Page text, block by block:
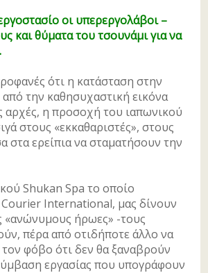
οι υπερεργολάβοι –
και θύματα του τσουνάμι για να
ότι η κατάσταση στην
την καθησυχαστική εικόνα
η προσοχή του ιαπωνικού
στους «εκκαθαριστές», στους
στα ερείπια να σταματήσουν την
Shukan Spa το οποίο
International, μας δίνουν
«ανώνυμους ήρωες» -τους
πέρα από οτιδήποτε άλλο να
φόβο ότι δεν θα ξαναβρούν
εργασίας που υπογράφουν